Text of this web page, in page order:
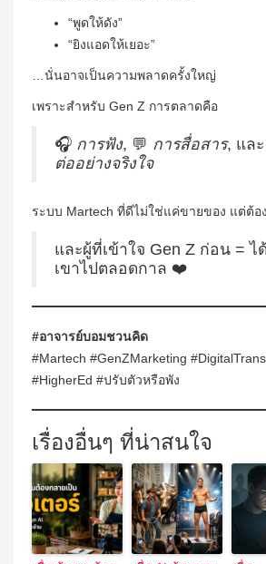
“พูดให้ดัง”
“ยิงแอดให้เยอะ”
…นั่นอาจเป็นความพลาดครั้งใหญ่
เพราะสำหรับ Gen Z การตลาดคือ
🎧 การฟัง, 💬 การสื่อสาร, แล
ต่ออย่างจริงใจ
ระบบ Martech ที่ดีไม่ใช่แค่ขายของ แต่ต้อง
และผู้ที่เข้าใจ Gen Z ก่อน = ไ
เขาไปตลอดกาล ❤️
#อาจารย์บอมชวนคิด
#Martech #GenZMarketing
#HigherEd #ปรับตัวหรือพัง
เรื่องอื่นๆ ที่น่าสนใจ